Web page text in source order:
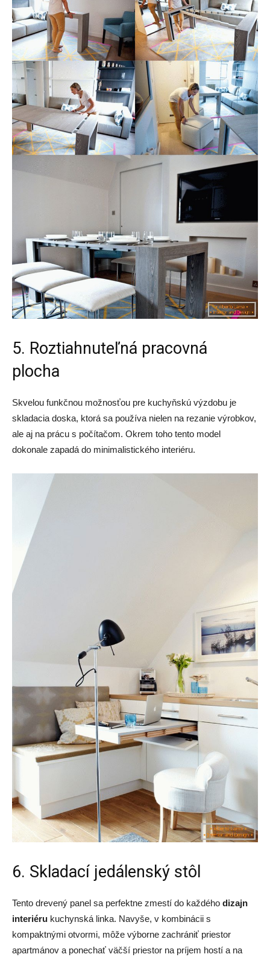
5. Roztiahnuteľná pracovná
plocha
Skvelou funkčnou možnosťou pre kuchyňskú výzdobu je
skladacia doska, ktorá sa používa nielen na rezanie výrobkov,
ale aj na prácu s počítačom. Okrem toho tento model
dokonale zapadá do minimalistického interiéru.
6. Skladací jedálenský stôl
Tento drevený panel sa perfektne zmestí do každého dizajn
interiéru kuchynská linka. Navyše, v kombinácii s
kompaktnými otvormi, môže výborne zachrániť priestor
apartmánov a ponechať väčší priestor na príjem hostí a na